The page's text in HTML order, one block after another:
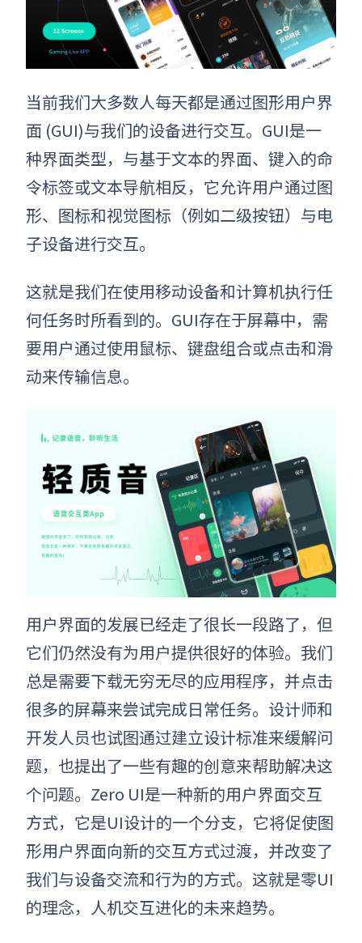
当前我们大多数人每天都是通过图形用户界
面 (GUI)与我们的设备进行交互。GUI是一
种界面类型，与基于文本的界面、键入的命
令标签或文本导航相反，它允许用户通过图
形、图标和视觉图标 （例如二级按钮）与电
子设备进行交互。
这就是我们在使用移动设备和计算机执行任
何任务时所看到的。GUI存在于屏幕中，需
要用户通过使用鼠标、键盘组合或点击和滑
动来传输信息。
用户界面的发展已经走了很长一段路了，但
它们仍然没有为用户提供很好的体验。我们
总是需要下载无穷无尽的应用程序，并点击
很多的屏幕来尝试完成日常任务。设计师和
开发人员也试图通过建立设计标准来缓解问
题，也提出了一些有趣的创意来帮助解决这
个问题。Zero UI是一种新的用户界面交互
方式，它是UI设计的一个分支，它将促使图
形用户界面向新的交互方式过渡，并改变了
我们与设备交流和行为的方式。 这就是零UI
的理念，人机交互进化的未来趋势。